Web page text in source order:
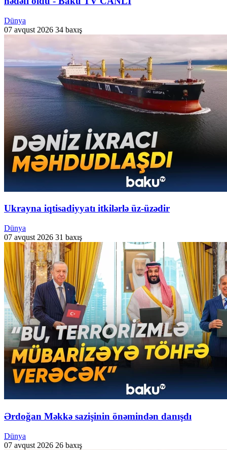
Dünya
07 avqust 2026 34 baxış
Ukrayna iqtisadiyyatı itkilərlə üz-üzədir
Dünya
07 avqust 2026 31 baxış
Ərdoğan Məkkə sazişinin önəmindən danışdı
Dünya
07 avqust 2026 26 baxış